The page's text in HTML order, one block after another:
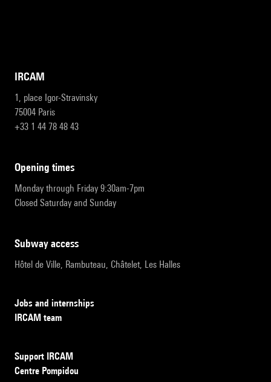
IRCAM
1, place Igor-Stravinsky
75004 Paris
+33 1 44 78 48 43
opening times
Monday through Friday 9:30am-7pm
Closed Saturday and Sunday
subway access
Hôtel de Ville, Rambuteau, Châtelet, Les Halles
Jobs and internships
IRCAM team
Support IRCAM
Centre Pompidou